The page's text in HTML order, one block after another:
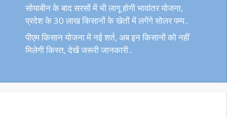
सोयाबीन के बाद सरसों में भी लागू होगी भावांतर योजना,
प्रदेश के 30 लाख किसानों के खेतों में लगेंगे सोलर पम्प..
पीएम किसान योजना में नई शर्त, अब इन किसानों को नहीं
मिलेगी किस्त, देखें जरूरी जानकारी..